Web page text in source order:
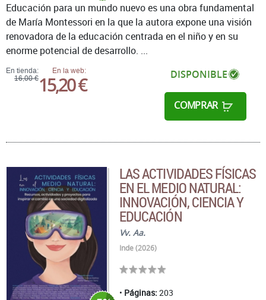
En tienda:
16,00 €
En la web:
15,20 € DISPONIBLE
COMPRAR
Educación para un mundo nuevo es una obra fundamental
de María Montessori en la que la autora expone una visión
renovadora de la educación centrada en el niño y en su
enorme potencial de desarrollo. ...
LAS ACTIVIDADES FÍSICAS
EN EL MEDIO NATURAL:
INNOVACIÓN, CIENCIA Y
EDUCACIÓN
Vv. Aa.
Inde (2026)
Páginas: 203